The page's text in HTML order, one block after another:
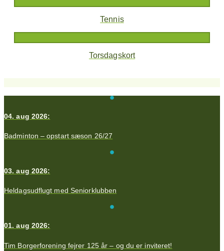
Tennis
Torsdagskort
04. aug 2026:
Badminton – opstart sæson 26/27
03. aug 2026:
Heldagsudflugt med Seniorklubben
01. aug 2026:
Tim Borgerforening fejrer 125 år – og du er inviteret!